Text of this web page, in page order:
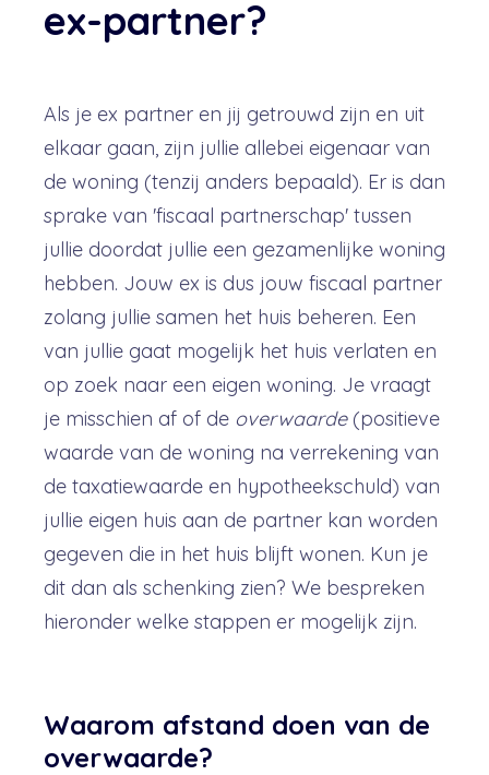
ex-partner?
Als je ex partner en jij getrouwd zijn en uit
elkaar gaan, zijn jullie allebei eigenaar van
de woning (tenzij anders bepaald). Er is dan
sprake van 'fiscaal partnerschap' tussen
jullie doordat jullie een gezamenlijke woning
hebben. Jouw ex is dus jouw fiscaal partner
zolang jullie samen het huis beheren. Een
van jullie gaat mogelijk het huis verlaten en
op zoek naar een eigen woning. Je vraagt
je misschien af of de overwaarde(positieve
waarde van de woning na verrekening van
de taxatiewaarde en hypotheekschuld) van
jullie eigen huis aan de partner kan worden
gegeven die in het huis blijft wonen. Kun je
dit dan als schenking zien? We bespreken
hieronder welke stappen er mogelijk zijn.
Waarom afstand doen van de
overwaarde?